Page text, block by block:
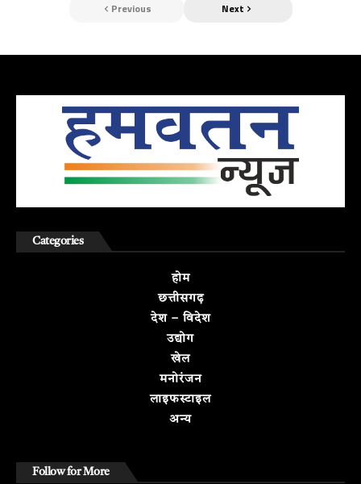
Previous Next
Categories
होम
छत्तीसगढ़
देश – विदेश
उद्योग
खेल
मनोरंजन
लाइफस्टाइल
अन्य
Follow for More